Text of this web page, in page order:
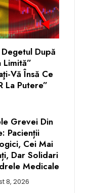
Degetul După
Limită”
Vă Însă Ce
La Putere”
Grevei Din
Pacienții
Cei Mai
Dar Solidari
Medicale
8, 2026